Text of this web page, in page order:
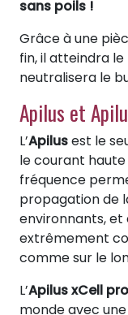
sans poils !
Grâce à une
fin, il atteindra
neutralisera le
Apilus et
L’Apilusest le
le courant
fréquence
propagation de
environnants, et
extrêmement
comme sur le
L’Apilus xCell pro
monde avec